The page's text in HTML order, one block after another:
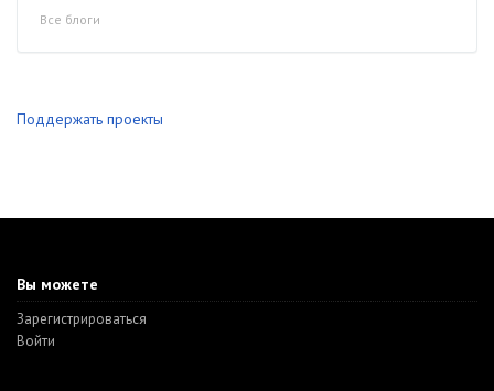
Все блоги
Поддержать проекты
Вы можете
Зарегистрироваться
Войти